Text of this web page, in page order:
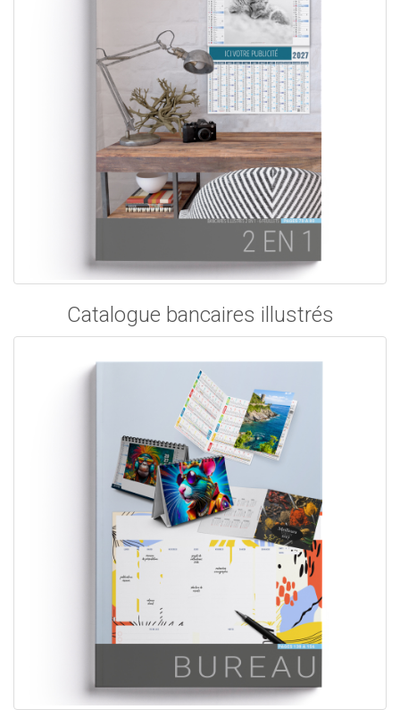
Catalogue bancaires illustrés